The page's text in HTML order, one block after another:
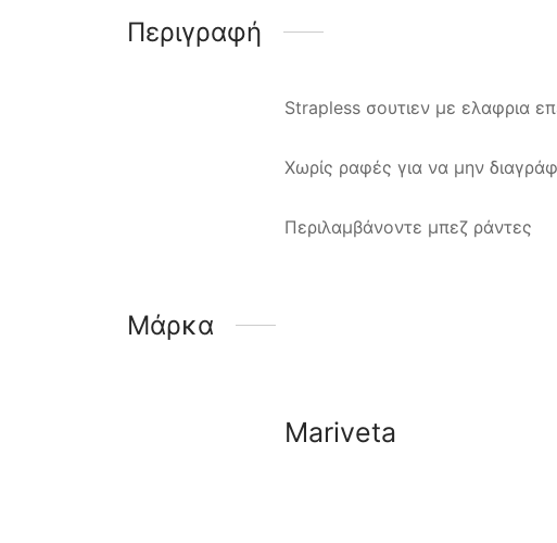
Περιγραφή
Strapless σουτιεν με ελαφρια
Χωρίς ραφές για να μην
Περιλαμβάνοντε μπεζ ράντες
Μάρκα
Mariveta